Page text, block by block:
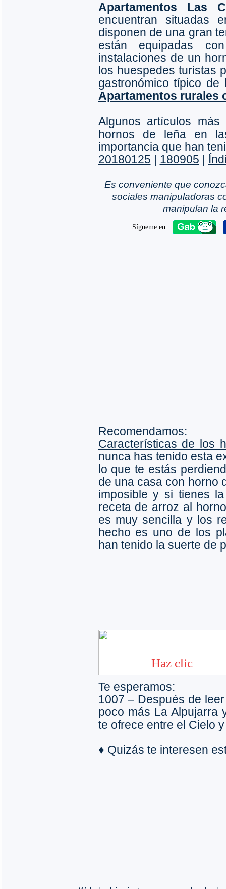
Apartamentos Las
encuentran situadas
disponen de una gran
están equipadas
instalaciones de un
los huespedes turistas
gastronómico típico
Apartamentos rurales
Algunos artículos
hornos de leña en
importancia que han
20180125 | 180905 |
Es conveniente que
sociales manipuladoras
manipulan la
Recomendamos:
Características de los
nunca has tenido esta
lo que te estás
de una casa con horno
imposible y si tienes
receta de arroz al
es muy sencilla y los
hecho es uno de los
han tenido la suerte de
Te esperamos:
1007 – Después de
poco más La Alpujarra
te ofrece entre el Cielo
♦ Quizás te interesen